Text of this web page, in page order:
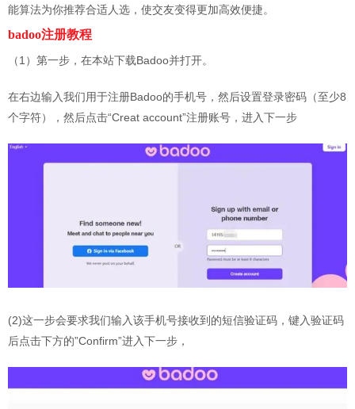
能算法为你推荐合适人选，使交友变得更加高效便捷。
badoo注册教程
（1）第一步，在本站下载Badoo并打开。
在右边输入我们用于注册Badoo的手机号，然后设置登录密码（至少8
个字符），然后点击“Creat account”注册账号，进入下一步
(2)这一步会要求我们输入该手机号接收到的短信验证码，键入验证码
后点击下方的”Confirm”进入下一步，